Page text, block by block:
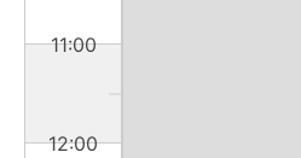
11:00
12:00